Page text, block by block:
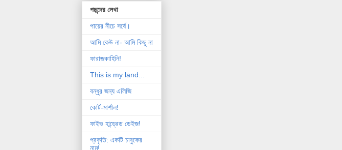
পছন্দের লেখা
পায়ের নীচে সর্ষে।
আমি কেউ না- আমি কিছু না
ফারাজকাহিনি!
This is my land...
বন্ধুর জন্য এলিজি
কোর্ট-মার্শাল!
ফাইভ হান্ড্রেড ডেইজ!
প্রকৃতি: একটি চাবুকের
নাম!